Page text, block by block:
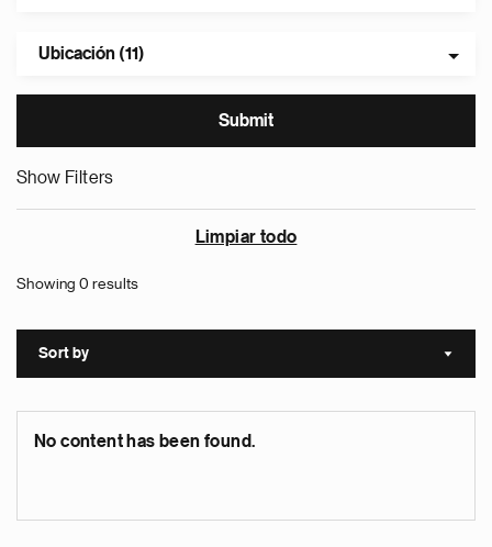
Ubicación (11)
Show Filters
Limpiar todo
Showing 0 results
Sort by Sort
No content has been found.